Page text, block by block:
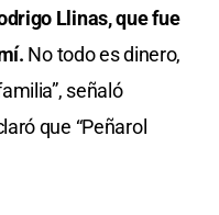
Llinas, que fue
No todo es dinero,
señaló
que “Peñarol